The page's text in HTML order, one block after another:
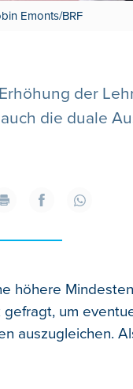
Emonts/BRF
der
die duale
höhere
um
auszugleichen.